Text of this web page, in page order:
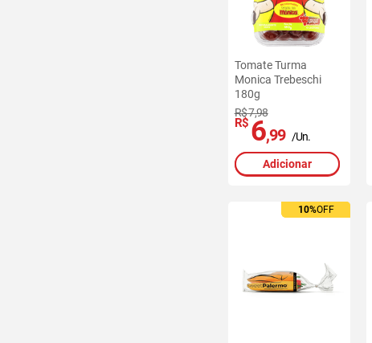
Tomate Turma
Monica Trebeschi
180g
R$ 7,98
R$ 6,99 /Un.
Adicionar
10%OFF
10%OFF